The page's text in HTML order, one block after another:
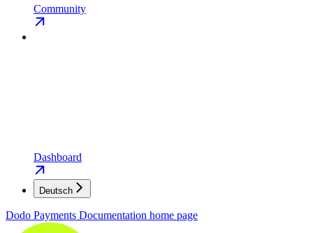
Community
Dashboard
Deutsch
Dodo Payments Documentation home page